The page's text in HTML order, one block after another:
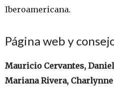
Iberoamericana.
Página web y
Mauricio Cervantes,
Mariana Rivera,